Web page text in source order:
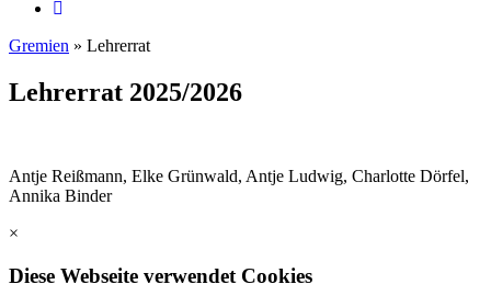
Gremien » Lehrerrat
Lehrerrat 2025/2026
Antje Reißmann, Elke Grünwald, Antje Ludwig, Charlotte Dörfel,
Annika Binder
×
Diese Webseite verwendet Cookies